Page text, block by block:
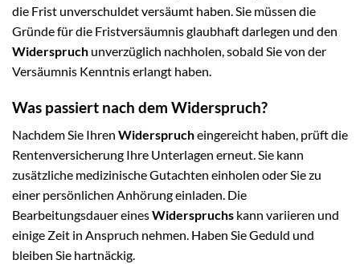
die Frist unverschuldet versäumt haben. Sie müssen die
Gründe für die Fristversäumnis glaubhaft darlegen und den
Widerspruch unverzüglich nachholen, sobald Sie von der
Versäumnis Kenntnis erlangt haben.
Was passiert nach dem Widerspruch?
Nachdem Sie Ihren Widersprucheingereicht haben, prüft die
Rentenversicherung Ihre Unterlagen erneut. Sie kann
zusätzliche medizinische Gutachten einholen oder Sie zu
einer persönlichen Anhörung einladen. Die
Bearbeitungsdauer einesWiderspruchs kann variieren und
einige Zeit in Anspruch nehmen. Haben Sie Geduld und
bleiben Sie hartnäckig.